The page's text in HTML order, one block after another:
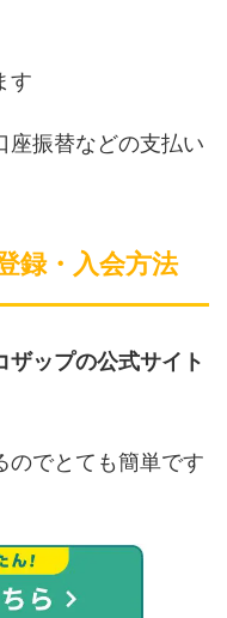
す
座振替などの支払い
録・入会方法
ザップの公式サイト
のでとても簡単です